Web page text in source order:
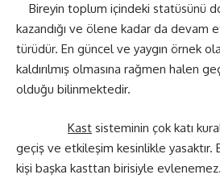
Bireyin toplum içindeki statüsünü
kazandığı ve ölene kadar da devam
türüdür. En güncel ve yaygın örnek
kaldırılmış olmasına rağmen halen
olduğu bilinmektedir.
Kast sisteminin çok katı
geçiş ve etkileşim kesinlikle yasaktır.
kişi başka kasttan birisiyle